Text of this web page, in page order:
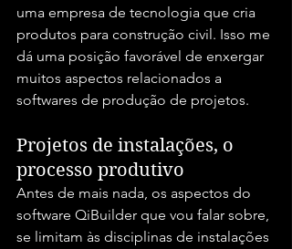
uma empresa de tecnologia que cria
produtos para construção civil. Isso me
dá uma posição favorável de enxergar
muitos aspectos relacionados a
softwares de produção de projetos.
Projetos de instalações, o
processo produtivo
Antes de mais nada, os aspectos do
software QiBuilder que vou falar sobre,
se limitam às disciplinas de instalações